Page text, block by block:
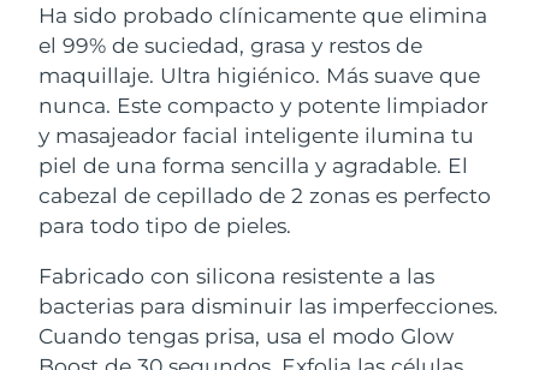
Ha sido probado clínicamente que elimina
el 99% de suciedad, grasa y restos de
maquillaje. Ultra higiénico. Más suave que
nunca. Este compacto y potente limpiador
y masajeador facial inteligente ilumina tu
piel de una forma sencilla y agradable. El
cabezal de cepillado de 2 zonas es perfecto
para todo tipo de pieles.
Fabricado con silicona resistente a las
bacterias para disminuir las imperfecciones.
Cuando tengas prisa, usa el modo Glow
LUNA™ 4 pack
Anti-aging massage
LUNA™ 4 Plus
Massage, LED heating
LUNA™ 4 Men
BEAR™ 2 pack
Microcurrent toning
BEAR™ 2 go
Microcurrent toning on-the-go
BEAR™ 2 eyes & lips
Hidratación
UFO™ 3 pack
Deep facial hydration
UFO™ 3 LED
Near-infrared and red light therapy
device
Cuidado bucal
issa™ 4
Hybrid silicone sonic toothbrush
issa™ 4 plus
Smart hybrid silicone sonic toothbrush
TRATAMIENTO ANTIEDAD FAQ™
Antiedad Tratamientos LED
Bermudas Entrega prevista17/08/2026
Bosnia y Herzegovina Entrega prevista 14/08/2026
Brunéi Entrega prevista
Bulgaria Entrega prevista11/08/2026
Canadá Entrega prevista
Chile Entrega prevista